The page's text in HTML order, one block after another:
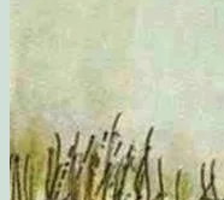
Fluffy
Gemalens
Nyhedsbrev
Om mig
Mine
Inspirerende